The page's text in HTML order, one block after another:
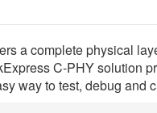
a complete physical
C-PHY solution
way to test, debug